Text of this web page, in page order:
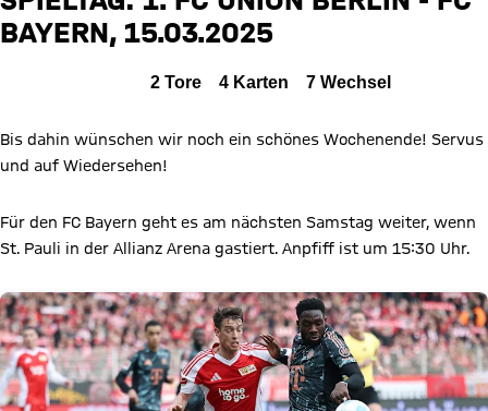
Zum Spielbericht
BAYERN, 15.03.2025
2 Tore 4 Karten 7 Wechsel
Bis dahin wünschen wir noch ein schönes Wochenende! Servus
und auf Wiedersehen!
Für den FC Bayern geht es am nächsten Samstag weiter, wenn
St. Pauli in der Allianz Arena gastiert. Anpfiff ist um 15:30 Uhr.